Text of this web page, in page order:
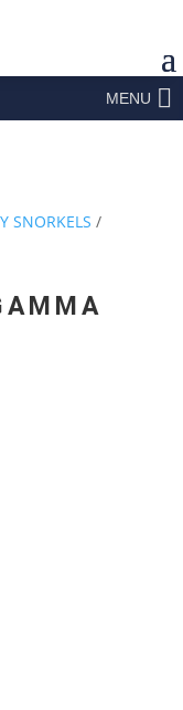
MENU
SNORKELS /